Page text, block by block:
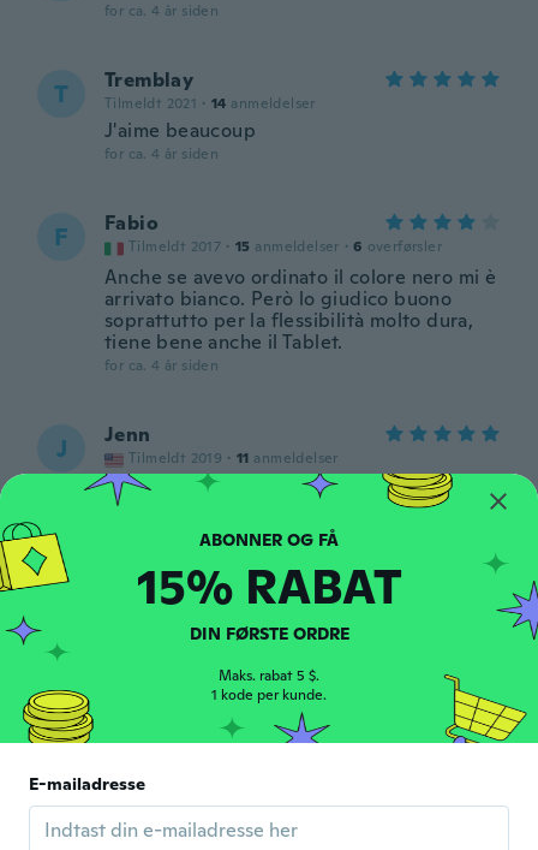
for ca. 4 år siden
T Tremblay
Tilmeldt 2021 · 14 anmeldelser
J'aime beaucoup
for ca. 4 år siden
F Fabio
Tilmeldt 2017 · 15 anmeldelser · 6 overførsler
Anche se avevo ordinato il colore nero mi è
arrivato bianco. Però lo giudico buono
soprattutto per la flessibilità molto dura,
tiene bene anche il Tablet.
for ca. 4 år siden
J Jenn
Tilmeldt 2019 · 11 anmeldelser
for ca. 4 år siden
弘 Tilmeldt 2020 · 1
anmeldelser
for ca. 4 år siden
L Tilmeldt 2021 · 5 anmeldelser
K Károly
for ca. 4 år siden
15% RABAT
DIN FØRSTE ORDRE
Maks. rabat 5 $.
1 kode per kunde.
E-mailadresse